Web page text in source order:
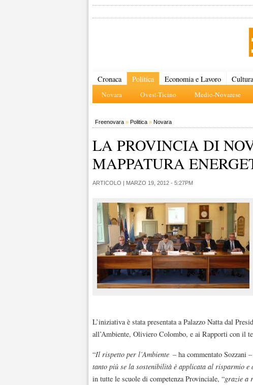
Cronaca Politica
Novara Ovest-Ticino Medio-Novarese
Economia e Lavoro
Freenovara » Politica » Novara
LA PROVINCIA DI
MAPPATURA
ARTICOLO | MARZO 19, 2012 - 5:27PM
L’iniziativa è stata presentata a Palazzo Natta dal
all’Ambiente, Oliviero Colombo, e ai Rapporti con il
“Il rispetto per l’Ambiente – ha commentato Sozzani
tanto più se la sostenibilità è applicata al risparmio e
in tutte le scuole di competenza Provinciale, “grazie a